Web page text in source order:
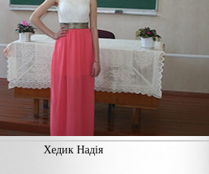
Хедик Надiя